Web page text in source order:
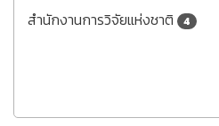
สำนักงานการวิจัยแห่งชาติ 4